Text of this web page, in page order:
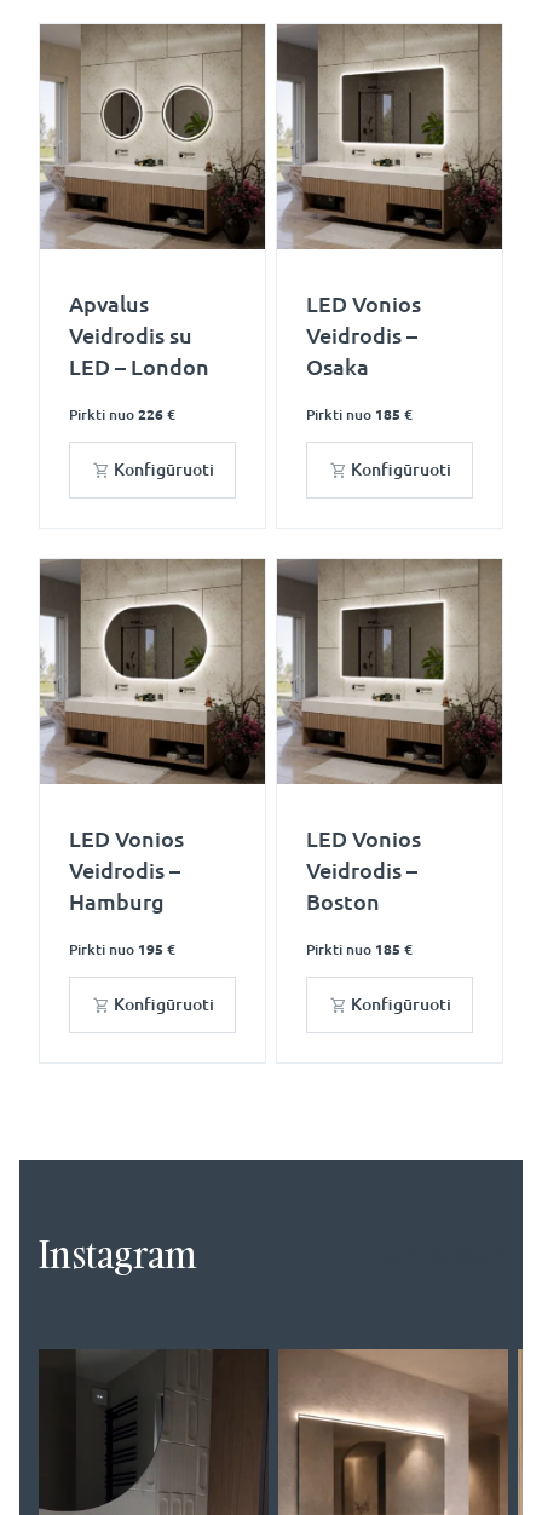
Apvalus
Veidrodis su
LED – London
Pirkti nuo 226 €
Konfigūruoti
LED Vonios
Veidrodis –
Osaka
Pirkti nuo 185 €
Konfigūruoti
LED Vonios
Veidrodis –
Hamburg
Pirkti nuo 195 €
Konfigūruoti
LED Vonios
Veidrodis –
Boston
Pirkti nuo 185 €
Konfigūruoti
Instagram